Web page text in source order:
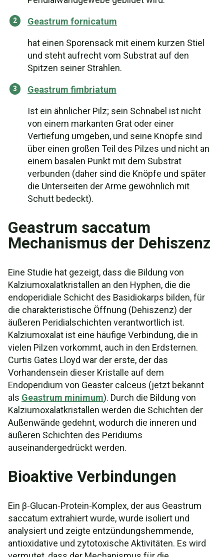
Geastrum fornicatum
hat einen Sporensack mit einem kurzen Stiel
und steht aufrecht vom Substrat auf den
Spitzen seiner Strahlen.
Geastrum fimbriatum
Ist ein ähnlicher Pilz; sein Schnabel ist nicht
von einem markanten Grat oder einer
Vertiefung umgeben, und seine Knöpfe sind
über einen großen Teil des Pilzes und nicht an
einem basalen Punkt mit dem Substrat
verbunden (daher sind die Knöpfe und später
die Unterseiten der Arme gewöhnlich mit
Schutt bedeckt).
Geastrum saccatum
Mechanismus der Dehiszenz
Eine Studie hat gezeigt, dass die Bildung von
Kalziumoxalatkristallen an den Hyphen, die die
endoperidiale Schicht des Basidiokarps bilden, für
die charakteristische Öffnung (Dehiszenz) der
äußeren Peridialschichten verantwortlich ist.
Kalziumoxalat ist eine häufige Verbindung, die in
vielen Pilzen vorkommt, auch in den Erdsternen.
Curtis Gates Lloyd war der erste, der das
Vorhandensein dieser Kristalle auf dem
Endoperidium von Geaster calceus (jetzt bekannt
als Geastrum minimum). Durch die Bildung von
Kalziumoxalatkristallen werden die Schichten der
Außenwände gedehnt, wodurch die inneren und
äußeren Schichten des Peridiums
auseinandergedrückt werden.
Bioaktive Verbindungen
Ein β-Glucan-Protein-Komplex, der aus Geastrum
saccatum extrahiert wurde, wurde isoliert und
analysiert und zeigte entzündungshemmende,
antioxidative und zytotoxische Aktivitäten. Es wird